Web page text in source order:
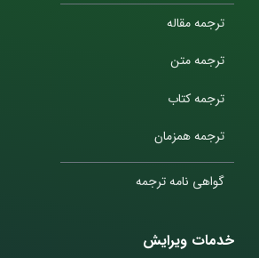
ترجمه مقاله
ترجمه متن
ترجمه کتاب
ترجمه همزمان
گواهی نامه ترجمه
خدمات ویرایش